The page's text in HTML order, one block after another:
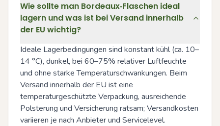
Wie sollte man Bordeaux‑Flaschen ideal
lagern und was ist bei Versand innerhalb
der EU wichtig?
Ideale Lagerbedingungen sind konstant kühl (ca. 10–
14 °C), dunkel, bei 60–75% relativer Luftfeuchte
und ohne starke Temperaturschwankungen. Beim
Versand innerhalb der EU ist eine
temperaturgeschützte Verpackung, ausreichende
Polsterung und Versicherung ratsam; Versandkosten
variieren je nach Anbieter und Servicelevel.